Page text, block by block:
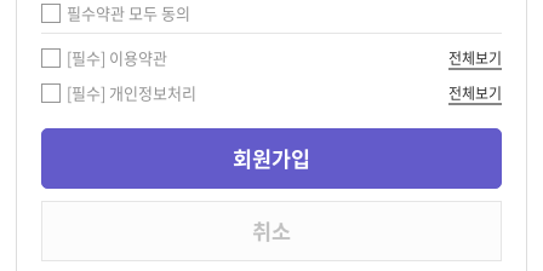
필수약관 모두 동의
[필수] 이용약관
전체보기
[필수] 개인정보처리 전체보기